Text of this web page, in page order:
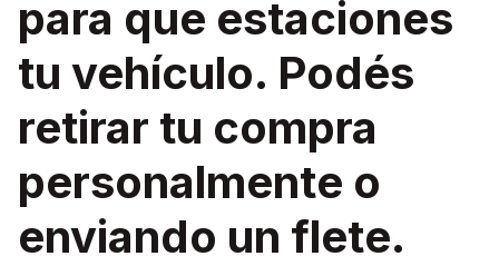
para que estaciones
tu vehículo. Podés
retirar tu compra
personalmente o
enviando un flete.